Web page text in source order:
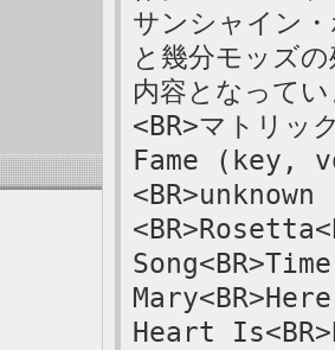
サンシャイン
と幾分モッズ
内容となって
<BR>マトリッ
Fame (key,
Heart